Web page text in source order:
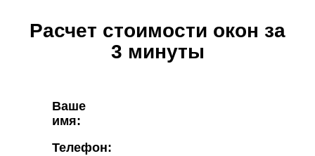
Расчет стоимости окон за
3 минуты
Ваше
имя:
Телефон: